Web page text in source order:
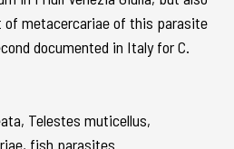
metacercariae of this parasite
documented in Italy for C.
Telestes muticellus,
fish parasites